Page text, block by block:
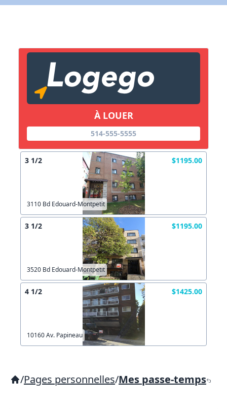
À LOUER
514-555-5555
3 1/2 $1195.00
3110 Bd Edouard-Montpetit
3 1/2 $1195.00
3520 Bd Edouard-Montpetit
4 1/2 $1425.00
10160 Av. Papineau
/Pages personnelles/Mes passe-temps
X Fermer Envoyez
Copier lien
X Fermer